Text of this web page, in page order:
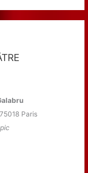
Paris